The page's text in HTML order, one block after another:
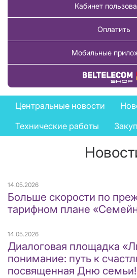
Кабинет
Оплатить
Мобильные
Купить товар
News
menu
Центральные новости
Технические работы
14.05.2026
Больше скорости по
тарифном плане
14.05.2026
Диалоговая площадка
понимание: путь к
посвященная Дню семьи!